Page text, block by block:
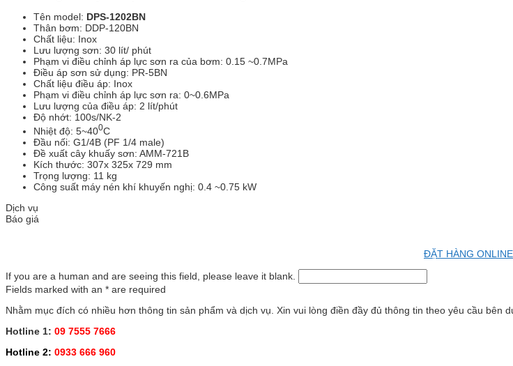
Tên model: DPS-1202BN
Thân bơm: DDP-120BN
Chất liệu: Inox
Lưu lượng sơn: 30 lít/ phút
Phạm vi điều chỉnh áp lực sơn ra của bơm: 0.15 ~0.7MPa
Điều áp sơn sử dụng: PR-5BN
Chất liệu điều áp: Inox
Phạm vi điều chỉnh áp lực sơn ra: 0~0.6MPa
Lưu lượng của điều áp: 2 lít/phút
Độ nhớt: 100s/NK-2
Nhiệt độ: 5~400C
Đầu nối: G1/4B (PF 1/4 male)
Đề xuất cây khuấy sơn: AMM-721B
Kích thước: 307x 325x 729 mm
Trọng lượng: 11 kg
Công suất máy nén khí khuyến nghị: 0.4 ~0.75 kW
Dịch vụ
Báo giá
ĐẶT HÀNG ONLINE
If you are a human and are seeing this field, please leave it blank.
Fields marked with an * are required
Nhằm mục đích có nhiều hơn thông tin sản phẩm và dịch vụ. Xin vui lòng điền đầy đủ thông tin theo yêu cầu
Hotline 1: 09 7555 7666
Hotline 2: 0933 666 960